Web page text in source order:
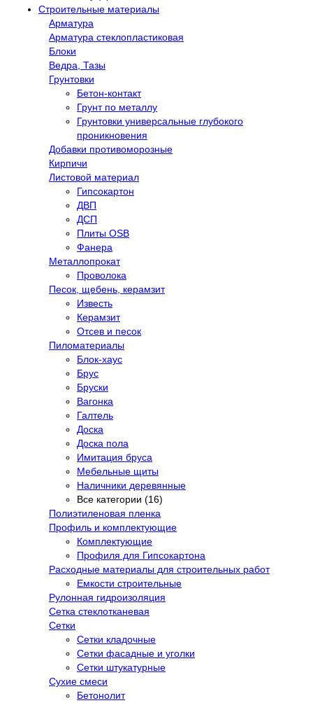
Строительные материалы
Арматура
Арматура стеклопластиковая
Блоки
Ведра, Тазы
Грунтовки
Бетон-контакт
Грунт по металлу
Грунтовки универсальные глубокого
проникновения
Добавки противоморозные
Кирпичи
Листовой материал
Гипсокартон
ДВП
ДСП
Плиты OSB
Фанера
Металлопрокат
Проволока
Песок, щебень, керамзит
Известь
Керамзит
Отсев и песок
Пиломатериалы
Блок-хаус
Брус
Бруски
Вагонка
Галтель
Доска
Доска пола
Имитация бруса
Мебельные щиты
Наличники деревянные
Все категории (16)
Полиэтиленовая пленка
Профиль и комплектующие
Комплектующие
Профиля для Гипсокартона
Расходные материалы для строительных работ
Емкости строительные
Рулонная гидроизоляция
Сетка стеклотканевая
Сетки
Сетки кладочные
Сетки фасадные и уголки
Сетки штукатурные
Сухие смеси
Бетонолит